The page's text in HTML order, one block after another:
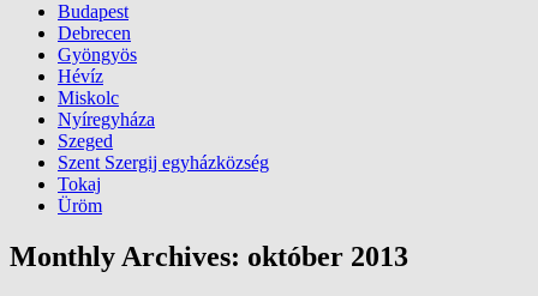
Budapest
Debrecen
Gyöngyös
Hévíz
Miskolc
Nyíregyháza
Szeged
Szent Szergij egyházközség
Tokaj
Üröm
Monthly Archives: október 2013